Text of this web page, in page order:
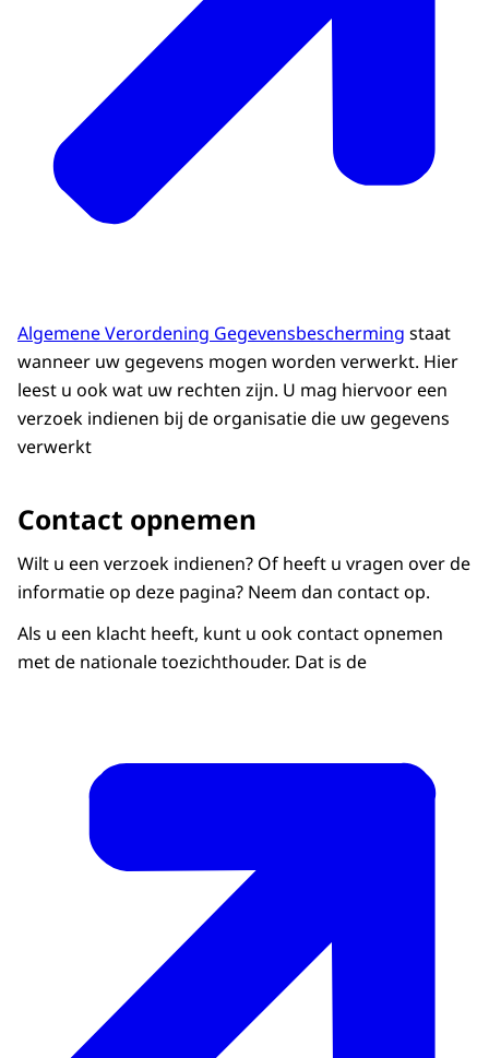
Algemene Verordening Gegevensbescherming staat
wanneer uw gegevens mogen worden verwerkt. Hier
leest u ook wat uw rechten zijn. U mag hiervoor een
verzoek indienen bij de organisatie die uw gegevens
verwerkt
Contact opnemen
Wilt u een verzoek indienen? Of heeft u vragen over de
informatie op deze pagina? Neem dan contact op.
Als u een klacht heeft, kunt u ook contact opnemen
met de nationale toezichthouder. Dat is de